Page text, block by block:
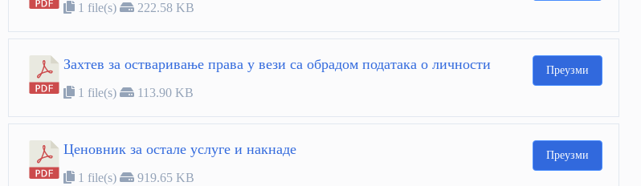
1 file(s) 222.58 KB
Захтев за остваривање права у вези са обрадом података о личности
1 file(s) 113.90 KB
Преузми
Ценовник за остале услуге и накнаде
1 file(s) 919.65 KB
Преузми